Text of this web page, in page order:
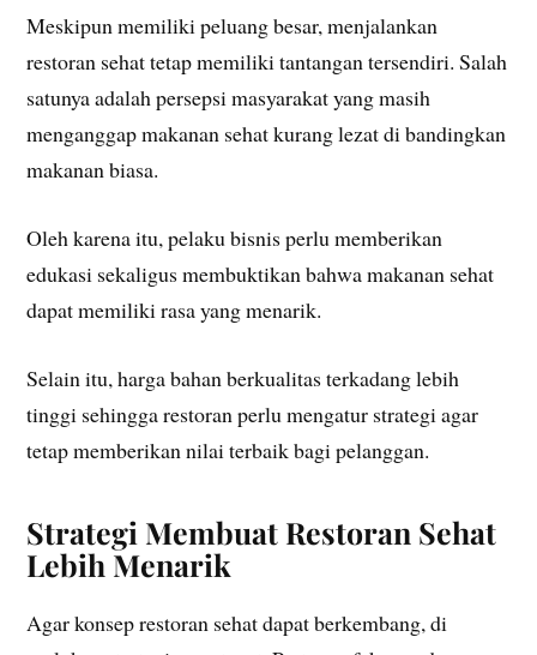
Meskipun memiliki peluang besar, menjalankan
restoran sehat tetap memiliki tantangan tersendiri. Salah
satunya adalah persepsi masyarakat yang masih
menganggap makanan sehat kurang lezat di bandingkan
makanan biasa.
Oleh karena itu, pelaku bisnis perlu memberikan
edukasi sekaligus membuktikan bahwa makanan sehat
dapat memiliki rasa yang menarik.
Selain itu, harga bahan berkualitas terkadang lebih
tinggi sehingga restoran perlu mengatur strategi agar
tetap memberikan nilai terbaik bagi pelanggan.
Strategi Membuat Restoran Sehat
Lebih Menarik
Agar konsep restoran sehat dapat berkembang, di